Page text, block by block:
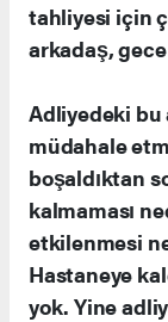
tahliyesi için
arkadaş,
Adliyedeki bu
müdahale
boşaldıktan
kalmaması
etkilenmesi
Hastaneye
yok. Yine